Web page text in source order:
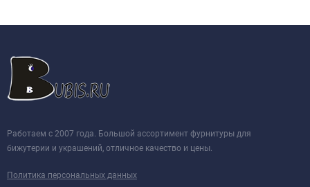
Работаем с 2007 года. Большой ассортимент фурнитуры для
бижутерии и украшений, отличное качество и цены.
Политика персональных данных